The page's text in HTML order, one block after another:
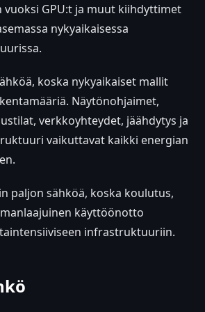
vuoksi GPU:t ja muut kiihdyttimet
nykyaikaisessa
koska nykyaikaiset mallit
Näytönohjaimet,
verkkoyhteydet, jäähdytys ja
vaikuttavat kaikki energian
paljon sähköä, koska koulutus,
käyttöönotto
infrastruktuuriin.